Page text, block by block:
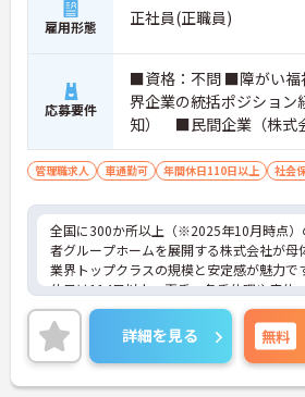
雇用形態 正社員(正職員)
応募要件
■資格：不問 ■障がい
界企業の統括ポジション
知） ■民間企業（株
数エリアの統括や中小企
める人物像】 ・ビジネ
く、現場に出向いて自発
のある方 ・自ら課題発
て動ける方
管理職求人 車通勤可 年間休日110日以上 社会
全国に300か所以上（※2025年10月時点）
者グループホームを展開する株式会社が母
業界トップクラスの規模と安定感が魅力で
休日は114日以上、夏季・冬季休暇や産休
度もしっかり整っており、プライベートと
可能。これまでのご経験を活かし、新しい
を築きたい方、ぜひご応募ください。20代
まで、幅広い年代の方が活躍できる職場で
味のある方は詳細等をお伝えしますので、
詳細を見る 無料